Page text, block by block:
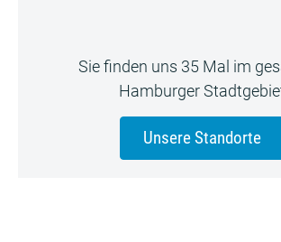
Sie finden uns 35 Mal im
Hamburger
Unsere Standorte